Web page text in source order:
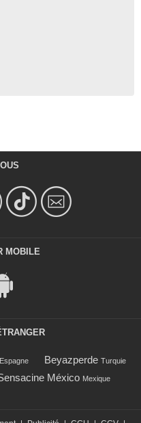
MOBILE
Espagne Beyazperde Turquie
México Mexique